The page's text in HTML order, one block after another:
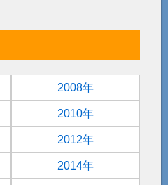
2008年
2010年
2012年
2014年